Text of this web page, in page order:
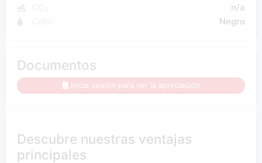
n/a
Negro
Documentos
Inicie sesión para ver la apreciación
Descubre nuestras ventajas
principales